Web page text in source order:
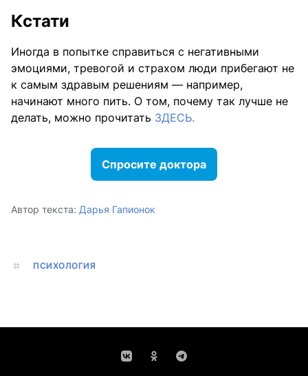
Кстати
Иногда в попытке справиться с негативными
эмоциями, тревогой и страхом люди прибегают не
к самым здравым решениям — например,
начинают много пить. О том, почему так лучше не
делать, можно прочитать ЗДЕСЬ.
Спросите доктора
Автор текста: Дарья Гапионок
ПСИХОЛОГИЯ